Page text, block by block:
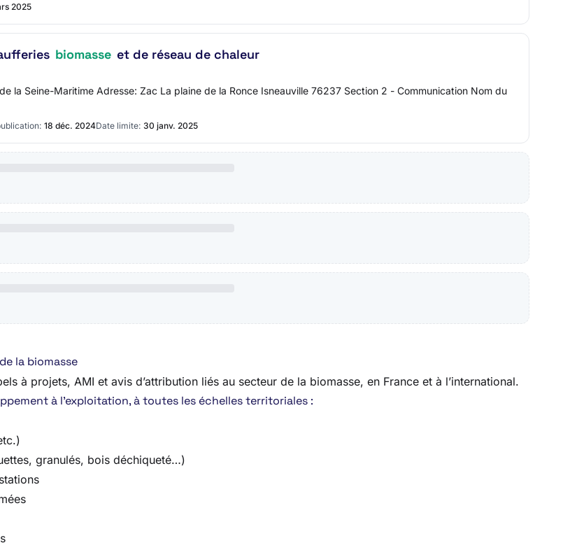
2025
biomasse et de réseau de chaleur
la Seine-Maritime Adresse: Zac La plaine de la Ronce Isneauville 76237 Section 2 - Communication Nom du
18 déc. 2024Date limite: 30 janv. 2025
la biomasse
à projets, AMI et avis d’attribution liés au secteur de la biomasse, en France et à l’international.
à l’exploitation, à toutes les échelles territoriales :
granulés, bois déchiqueté…)